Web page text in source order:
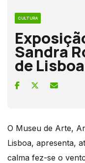
CULTURA
Sandra
de Lisboa
O Museu de Arte,
Lisboa, apresenta,
calma fez-se o